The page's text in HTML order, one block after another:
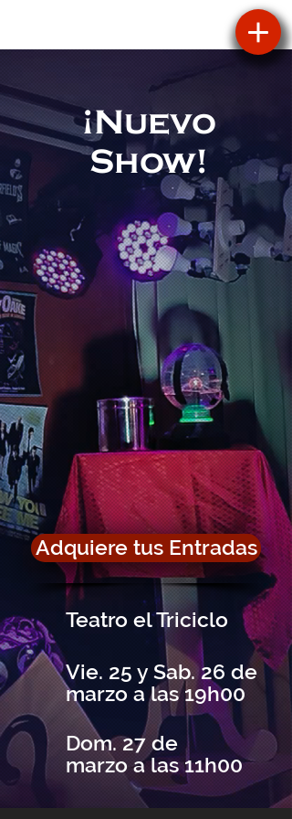
¡Nuevo
Show!
Adquiere tus Entradas
Teatro el Triciclo
Vie. 25 y Sab. 26 de
marzo a las 19h00
Dom. 27 de
marzo a las 11h00